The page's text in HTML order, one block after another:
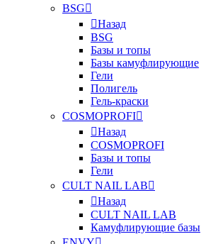
BSG
Назад
BSG
Базы и топы
Базы камуфлирующие
Гели
Полигель
Гель-краски
COSMOPROFI
Назад
COSMOPROFI
Базы и топы
Гели
CULT NAIL LAB
Назад
CULT NAIL LAB
Камуфлирующие базы